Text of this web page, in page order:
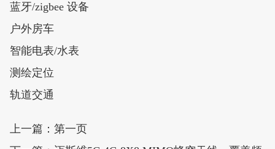
蓝牙/zigbee 设备
户外房车
智能电表/水表
测绘定位
轨道交通
上一篇：第一页